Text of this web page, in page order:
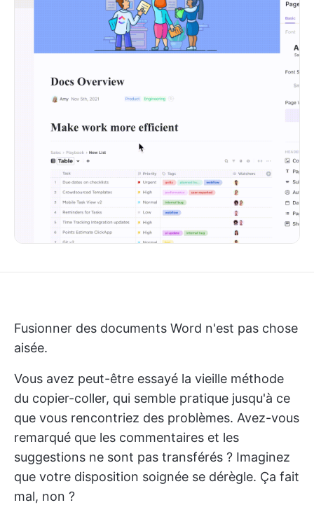
Fusionner des documents Word n'est pas chose
aisée.
Vous avez peut-être essayé la vieille méthode
du copier-coller, qui semble pratique jusqu'à ce
que vous rencontriez des problèmes. Avez-vous
remarqué que les commentaires et les
suggestions ne sont pas transférés ? Imaginez
que votre disposition soignée se dérègle. Ça fait
mal, non ?